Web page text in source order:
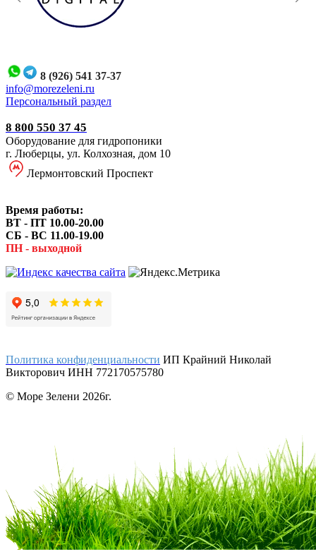
8 (926) 541 37-37
info@morezeleni.ru
Персональный раздел
8 800 550 37 45
Оборудование для гидропоники
г. Люберцы, ул. Колхозная, дом 10
Лермонтовский Проспект
Время работы:
ВТ - ПТ 10.00-20.00
СБ - ВС 11.00-19.00
ПН - выходной
Политика конфиденциальности ИП Крайний Николай
Викторович ИНН 772170575780
© Море Зелени 2026г.